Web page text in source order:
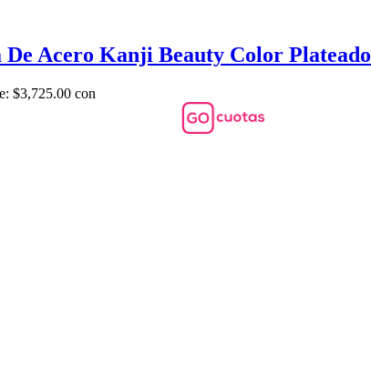
Acero Kanji Beauty Color Plateado
$3,725.00 con